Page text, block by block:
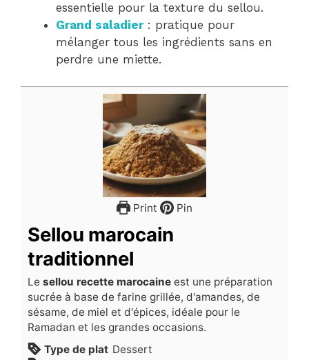
essentielle pour la texture du sellou.
Grand saladier: pratique pour
mélanger tous les ingrédients sans en
perdre une miette.
Print Pin
Sellou marocain
traditionnel
Le sellou recette marocaine est une préparation
sucrée à base de farine grillée, d'amandes, de
sésame, de miel et d'épices, idéale pour le
Ramadan et les grandes occasions.
Type de plat Dessert